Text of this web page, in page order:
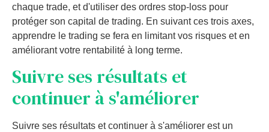
chaque trade, et d'utiliser des ordres stop-loss pour
protéger son capital de trading. En suivant ces trois axes,
apprendre le trading se fera en limitant vos risques et en
améliorant votre rentabilité à long terme.
Suivre ses résultats et
continuer à s'améliorer
Suivre ses résultats et continuer à s'améliorer est un